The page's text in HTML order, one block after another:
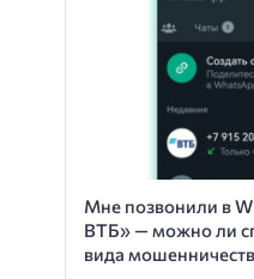
Мне позвонили в
ВТБ» — можно ли
вида